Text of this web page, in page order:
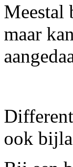
Meestal
maar
ook